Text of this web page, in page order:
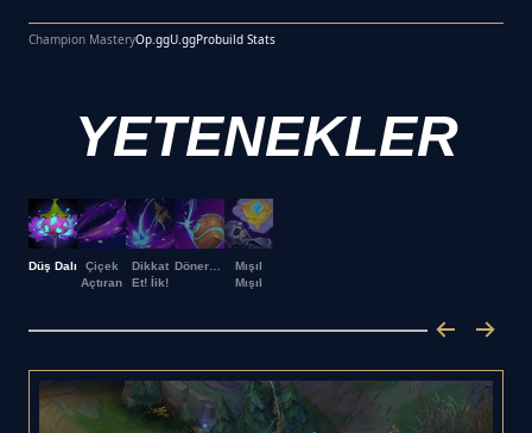
Champion MasteryOp.ggU.ggProbuild Stats
YETENEKLER
Düş Dalı
Çiçek
Açtıran
Dikkat
Et! İik!
Mışıl
Mışıl